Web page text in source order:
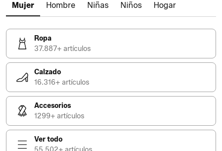
Mujer Hombre Niñas Niños Hogar
Ropa
37.887+ artículos
Calzado
16.316+ artículos
Accesorios
1299+ artículos
Ver todo